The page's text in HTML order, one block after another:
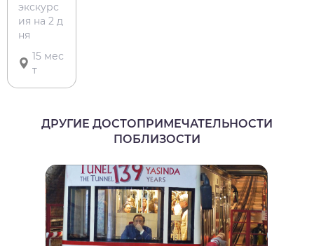
экскурс
ия на 2 д
ня
15 мес
т
ДРУГИЕ ДОСТОПРИМЕЧАТЕЛЬНОСТИ
ПОБЛИЗОСТИ